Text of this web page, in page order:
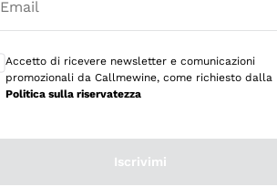
Filosofie
Vini del Vignaiolo
Orange Wine
Sedilesu
Email
Accetto di ricevere newsletter e comunicazioni
promozionali da Callmewine, come richiesto dalla
Politica sulla riservatezza
Iscrivimi